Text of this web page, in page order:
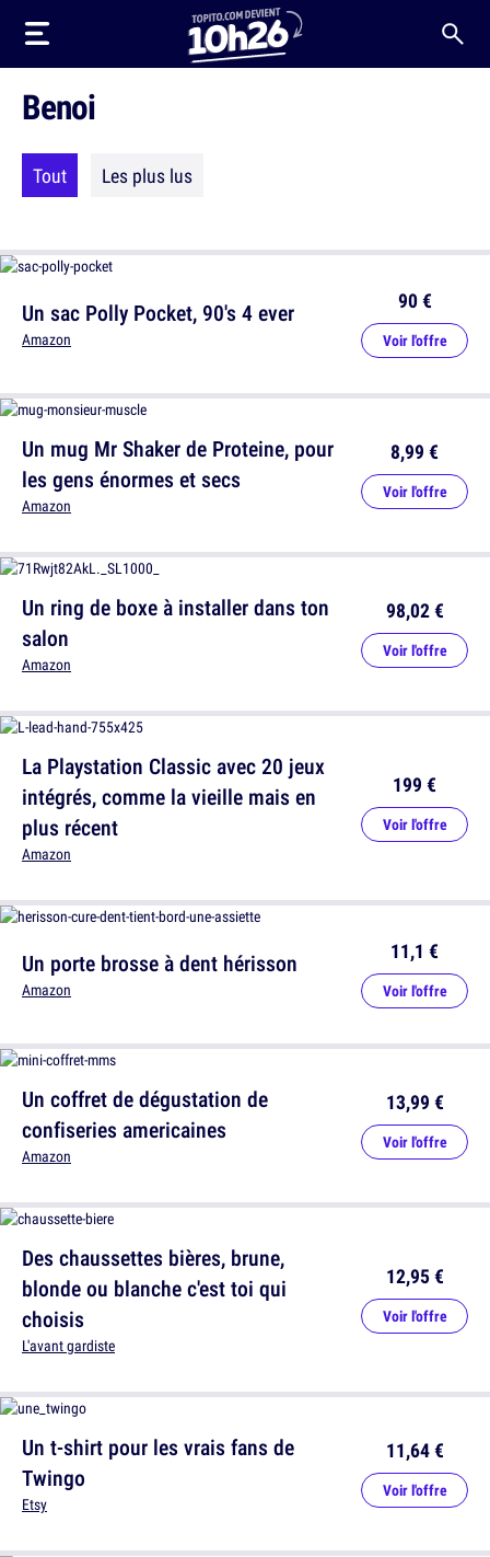
Benoi
Tout Les plus lus
Un sac Polly Pocket, 90's 4 ever
Amazon
90 €
Voir l'offre
Un ring de boxe à installer dans ton
salon
Amazon
98,02 €
Voir l'offre
Un porte brosse à dent hérisson
Amazon
11,1 €
Voir l'offre
Des chaussettes bières, brune,
blonde ou blanche c'est toi qui
choisis
L'avant gardiste
12,95 €
Voir l'offre
Un mug Mr Shaker de Proteine, pour
les gens énormes et secs
Amazon
8,99 €
Voir l'offre
La Playstation Classic avec 20 jeux
intégrés, comme la vieille mais en
plus récent
Amazon
199 €
Voir l'offre
Un coffret de dégustation de
confiseries americaines
Amazon
13,99 €
Voir l'offre
Un t-shirt pour les vrais fans de
Twingo
Etsy
11,64 €
Voir l'offre